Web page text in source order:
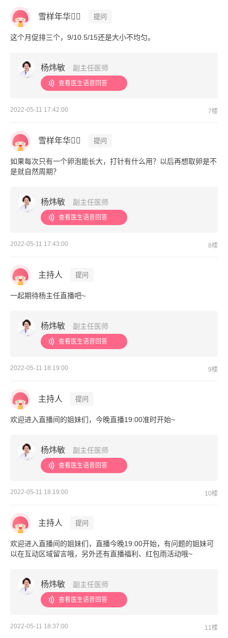
雪样年华 提问
这个月促排三个，9/10.5/15还是大小不均匀。
杨炜敏 副主任医师
查看医生语音回答
2022-05-11 17:42:00 7楼
雪样年华 提问
如果每次只有一个卵泡能长大，打针有什么用？以后再想取卵是不
是就自然周期？
杨炜敏 副主任医师
查看医生语音回答
2022-05-11 17:43:00 8楼
主持人 提问
一起期待杨主任直播吧~
杨炜敏 副主任医师
查看医生语音回答
2022-05-11 18:19:00 9楼
主持人 提问
欢迎进入直播间的姐妹们，今晚直播19:00准时开始~
杨炜敏 副主任医师
查看医生语音回答
2022-05-11 18:19:00 10楼
主持人 提问
欢迎进入直播间的姐妹们，直播今晚19:00开始，有问题的姐妹可
以在互动区域留言哦，另外还有直播福利、红包雨活动哦~
杨炜敏 副主任医师
查看医生语音回答
2022-05-11 18:37:00 11楼